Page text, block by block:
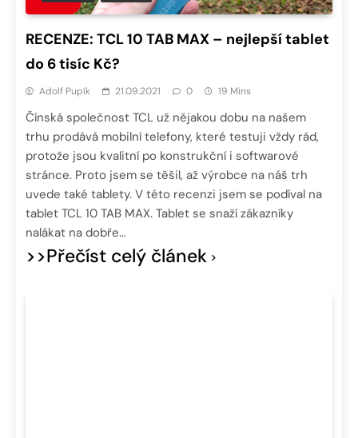
RECENZE: TCL 10 TAB MAX – nejlepší tablet
do 6 tisíc Kč?
Adolf Pupík 21.09.2021 0 19 Mins
Čínská společnost TCL už nějakou dobu na našem
trhu prodává mobilní telefony, které testuji vždy rád,
protože jsou kvalitní po konstrukční i softwarové
stránce. Proto jsem se těšil, až výrobce na náš trh
uvede také tablety. V této recenzi jsem se podíval na
tablet TCL 10 TAB MAX. Tablet se snaží zákazníky
nalákat na dobře…
>>Přečíst celý článek